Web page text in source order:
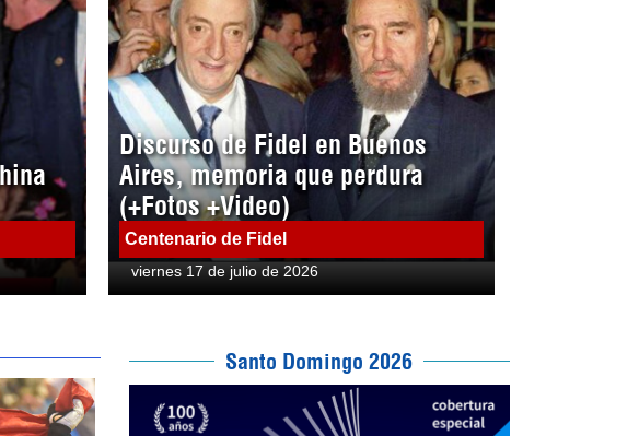
Discurso de Fidel en Buenos
Aires, memoria que perdura
(+Fotos +Video)
Centenario de Fidel
viernes 17 de julio de 2026
Santo Domingo 2026